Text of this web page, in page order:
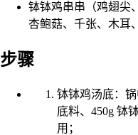
钵钵鸡串串（鸡翅尖
杏鲍菇、千张、木耳
步骤
钵钵鸡汤底：
底料、450g 钵
用；